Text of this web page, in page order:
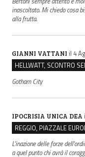
inascoltato. Mi chiedo cosa
alla frutta.
GIANNI VATTANI il 4
Gotham City
IPOCRISIA UNICA DEA
L'inazione delle forze
a quel punto chi avrà il